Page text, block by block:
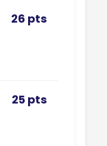
26 pts
25 pts